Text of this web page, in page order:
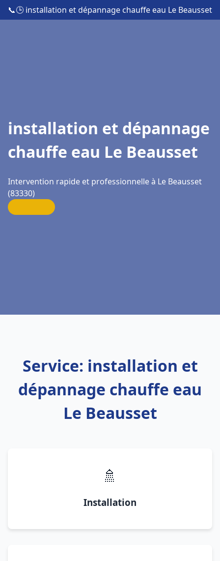
📞🕒 installation et dépannage chauffe eau Le Beausset
installation et dépannage
chauffe eau Le Beausset
Intervention rapide et professionnelle à Le Beausset
(83330)
Service: installation et
dépannage chauffe eau
Le Beausset
🚿
Installation